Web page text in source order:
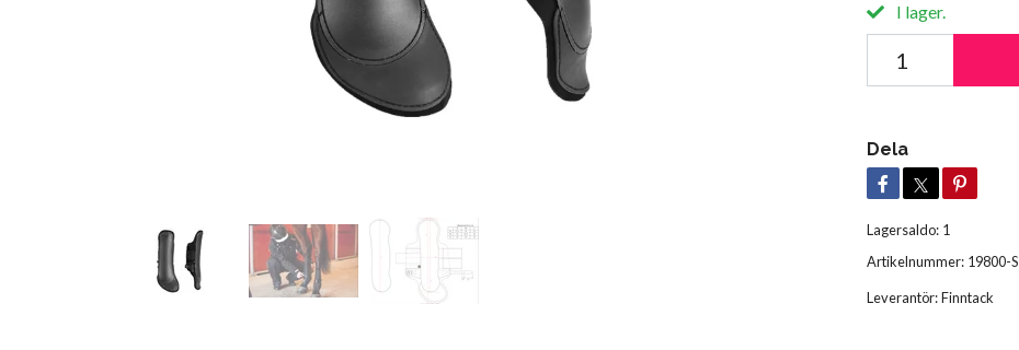
I lager.
Dela
Lagersaldo: 1
Artikelnummer: 19800-S
Leverantör:Finntack